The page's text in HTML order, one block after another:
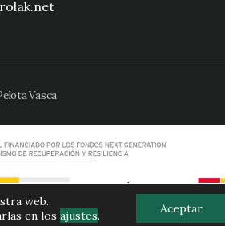
Vasca
web.
en losajustes. Aceptar